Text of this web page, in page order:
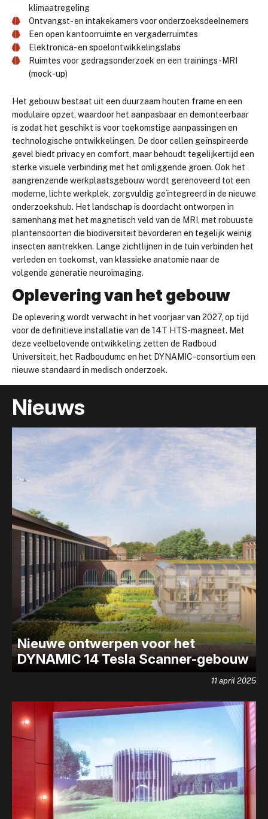
klimaatregeling
Ontvangst- en intakekamers voor onderzoeksdeelnemers
Een open kantoorruimte en vergaderruimtes
Elektronica- en spoelontwikkelingslabs
Ruimtes voor gedragsonderzoek en een trainings-MRI
(mock-up)
Het gebouw bestaat uit een duurzaam houten frame en een
modulaire opzet, waardoor het aanpasbaar en demonteerbaar
is zodat het geschikt is voor toekomstige aanpassingen en
technologische ontwikkelingen. De door cellen geïnspireerde
gevel biedt privacy en comfort, maar behoudt tegelijkertijd een
sterke visuele verbinding met het omliggende groen. Ook het
aangrenzende werkplaatsgebouw wordt gerenoveerd tot een
moderne, lichte werkplek, zorgvuldig geïntegreerd in de nieuwe
onderzoekshub. Het landschap is doordacht ontworpen in
samenhang met het magnetisch veld van de MRI, met robuuste
plantensoorten die biodiversiteit bevorderen en tegelijk weinig
insecten aantrekken. Lange zichtlijnen in de tuin verbinden het
verleden en toekomst, van klassieke anatomie naar de
volgende generatie neuroimaging.
Oplevering van het gebouw
De oplevering wordt verwacht in het voorjaar van 2027, op tijd
voor de definitieve installatie van de 14T HTS-magneet. Met
deze veelbelovende ontwikkeling zetten de Radboud
Universiteit, het Radboudumc en het DYNAMIC-consortium een
nieuwe standaard in medisch onderzoek.
Nieuws
Nieuwe ontwerpen voor het
DYNAMIC 14 Tesla Scanner-gebouw
11 april 2025